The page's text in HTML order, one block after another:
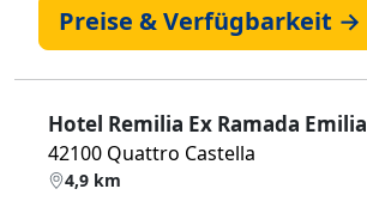
Preise & Verfügbarkeit →
Hotel Remilia Ex Ramada Emilia
42100 Quattro Castella
4,9 km